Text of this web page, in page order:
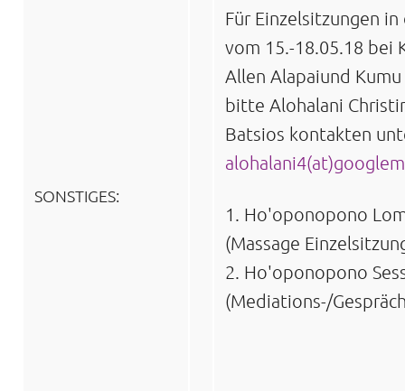
SONSTIGES:
Für Einzelsitzungen
vom 15.-18.05.18 bei
Allen Alapaiund
bitte Alohalani
Batsios kontakten
1. Ho'oponopono
(Massage
2. Ho'oponopono
(Mediations-/